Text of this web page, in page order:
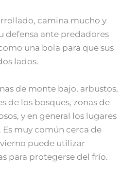
camina mucho y
defensa ante predadores
una bola para que sus
lados.
de monte bajo, arbustos,
de los bosques, zonas de
y en general los lugares
muy común cerca de
puede utilizar
para protegerse del frío.